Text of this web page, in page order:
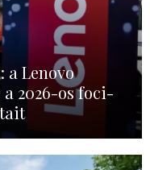
a Lenovo
2026-os foci-